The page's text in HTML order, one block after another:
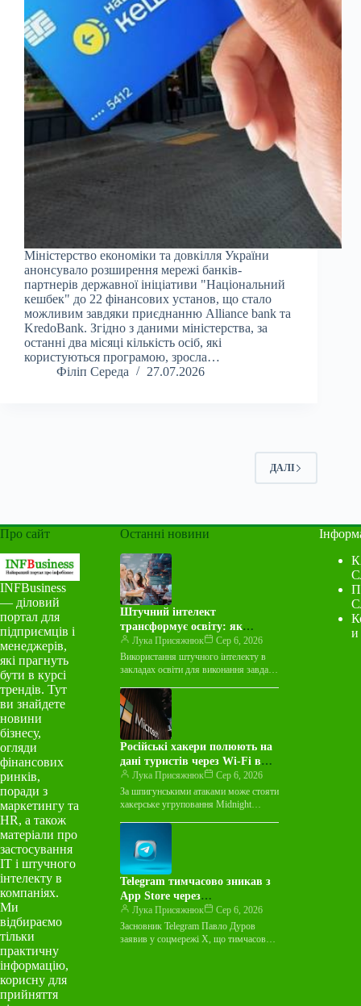
Міністерство економіки та довкілля України
анонсувало розширення мережі банків-
партнерів державної ініціативи "Національний
кешбек" до 22 фінансових установ, що стало
можливим завдяки приєднанню Alliance bank та
KredoBank. Згідно з даними міністерства, за
останні два місяці кількість осіб, які
користуються програмою, зросла…
Філіп Середа
27.07.2026
ДАЛІ
Про сайт
INFBusiness
— діловий
портал для
підприємців і
менеджерів,
які прагнуть
бути в курсі
трендів. Тут
ви знайдете
новини
бізнесу,
огляди
фінансових
ринків,
поради з
маркетингу та
HR, а також
матеріали про
застосування
ІТ і штучного
інтелекту в
компаніях.
Ми
відбираємо
тільки
практичну
інформацію,
корисну для
прийняття
Останні новини
Штучний інтелект
трансформує освіту: як
адаптуватися вчителям та
навчальним закладам
Лука Присяжнюк
Сер 6, 2026
Використання штучного інтелекту в
закладах освіти для виконання завдань
адаптуватися. Я роздивляюся
фотографії Університету Брауна…
Російські хакери полюють на
дані туристів через Wi-Fi в
готелях
Лука Присяжнюк
Сер 6, 2026
За шпигунськими атаками може стояти
хакерське угруповання Midnight
готелях по всьому світу, щоб…
Telegram тимчасово зникав з
App Store через
цілеспрямовану атаку
Лука Присяжнюк
Сер 6, 2026
Засновник Telegram Павло Дуров
заявив у соцмережі X, що тимчасове
и